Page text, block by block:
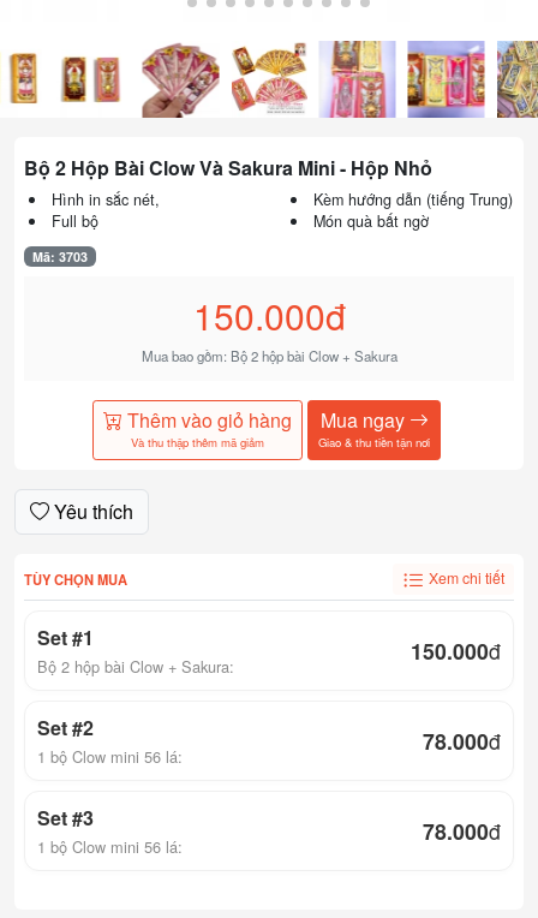
Bộ 2 Hộp Bài Clow Và Sakura Mini - Hộp Nhỏ
Hình in sắc nét,
Full bộ
Kèm hướng dẫn (tiếng Trung)
Món quà bất ngờ
Mã: 3703
150.000đ
Mua bao gồm: Bộ 2 hộp bài Clow + Sakura
Thêm vào giỏ hàng
Và thu thập thêm mã giảm
Mua ngay
Giao & thu tiền tận nơi
Yêu thích
TÙY CHỌN MUA Xem chi tiết
Set #1
Bộ 2 hộp bài Clow + Sakura:
150.000đ
Set #2
1 bộ Clow mini 56 lá:
78.000đ
Set #3
1 bộ Clow mini 56 lá:
78.000đ